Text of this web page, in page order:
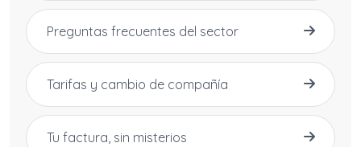
Preguntas frecuentes del sector
Tarifas y cambio de compañía
Tu factura, sin misterios